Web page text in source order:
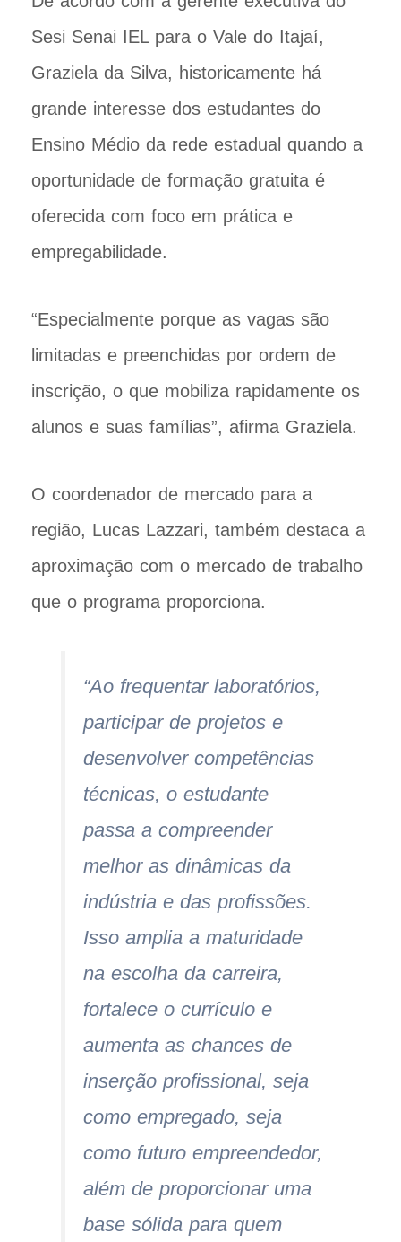
Sesi Senai IEL para o Vale do Itajaí,
Graziela da Silva, historicamente há
grande interesse dos estudantes do
Ensino Médio da rede estadual quando a
oportunidade de formação gratuita é
oferecida com foco em prática e
empregabilidade.
“Especialmente porque as vagas são
limitadas e preenchidas por ordem de
inscrição, o que mobiliza rapidamente os
alunos e suas famílias”, afirma Graziela.
O coordenador de mercado para a
região, Lucas Lazzari, também destaca a
aproximação com o mercado de trabalho
que o programa proporciona.
“Ao frequentar laboratórios,
participar de projetos e
desenvolver competências
técnicas, o estudante
passa a compreender
melhor as dinâmicas da
indústria e das profissões.
Isso amplia a maturidade
na escolha da carreira,
fortalece o currículo e
aumenta as chances de
inserção profissional, seja
como empregado, seja
como futuro empreendedor,
além de proporcionar uma
base sólida para quem